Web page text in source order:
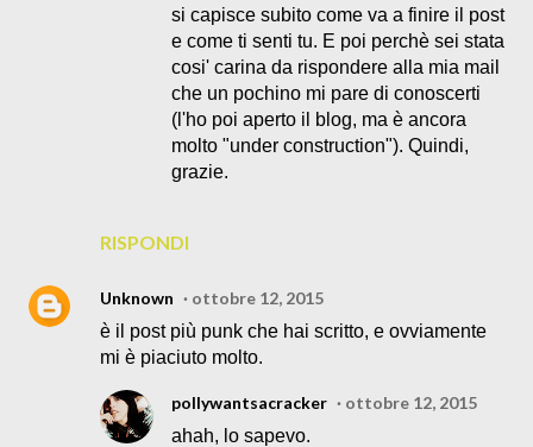
RISPONDI
si capisce subito come va a finire il post
e come ti senti tu. E poi perchè sei stata
cosi' carina da rispondere alla mia mail
che un pochino mi pare di conoscerti
(l'ho poi aperto il blog, ma è ancora
molto "under construction"). Quindi,
grazie.
Unknown
ottobre 12, 2015
è il post più punk che hai scritto, e ovviamente
mi è piaciuto molto.
pollywantsacracker
ottobre 12, 2015
ahah, lo sapevo.